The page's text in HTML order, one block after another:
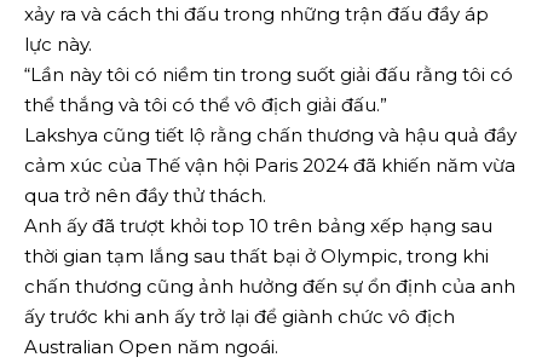
xảy ra và cách thi đấu trong những trận đấu đầy áp
lực này.
“Lần này tôi có niềm tin trong suốt giải đấu rằng tôi có
thể thắng và tôi có thể vô địch giải đấu.”
Lakshya cũng tiết lộ rằng chấn thương và hậu quả đầy
cảm xúc của Thế vận hội Paris 2024 đã khiến năm vừa
qua trở nên đầy thử thách.
Anh ấy đã trượt khỏi top 10 trên bảng xếp hạng sau
thời gian tạm lắng sau thất bại ở Olympic, trong khi
chấn thương cũng ảnh hưởng đến sự ổn định của anh
ấy trước khi anh ấy trở lại để giành chức vô địch
Australian Open năm ngoái.